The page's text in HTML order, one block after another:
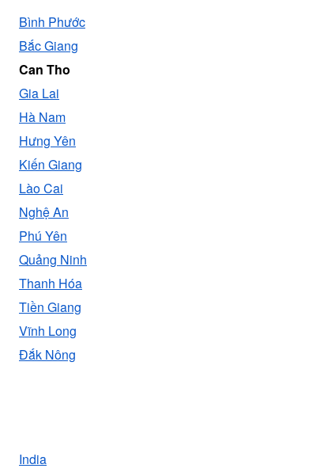
Bình Phước
Bắc Giang
Can Tho
Gia Lai
Hà Nam
Hưng Yên
Kiến Giang
Lào Cai
Nghệ An
Phú Yên
Quảng Ninh
Thanh Hóa
Tiền Giang
Vĩnh Long
Ðắk Nông
India